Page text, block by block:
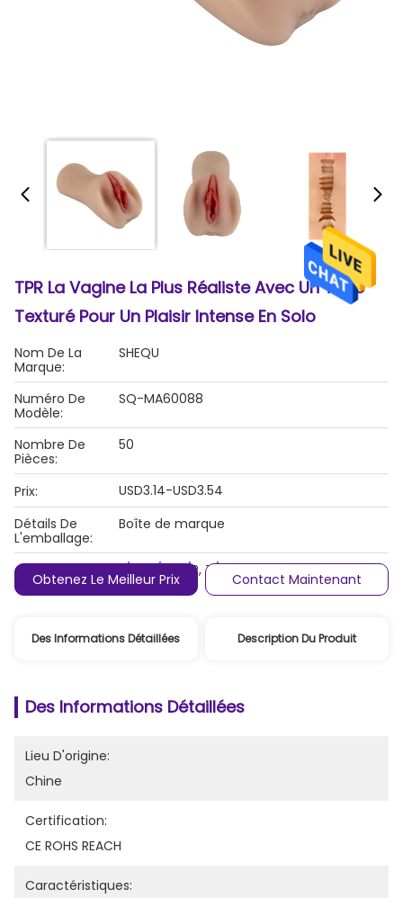
TPR La Vagine La Plus Réaliste Avec Un Tube
Texturé Pour Un Plaisir Intense En Solo
Nom De La
Marque:
SHEQU
Numéro De
Modèle:
SQ-MA60088
Nombre De
Pièces:
50
Prix:
USD3.14-USD3.54
Détails De
L'emballage:
Boîte de marque
Conditions De
Paiement:
L/C, D/A, D/P, T/T, Western Union,
MoneyGram
Obtenez Le Meilleur Prix Contact Maintenant
Des Informations Détaillées Description Du Produit
Des Informations Détaillées
Lieu D'origine:
Chine
Certification:
CE ROHS REACH
Caractéristiques: